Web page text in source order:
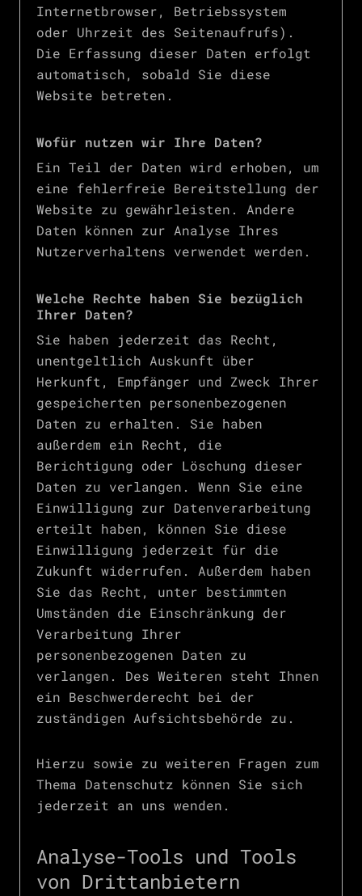
Internetbrowser, Betriebssystem
oder Uhrzeit des Seitenaufrufs).
Die Erfassung dieser Daten erfolgt
automatisch, sobald Sie diese
Website betreten.
Wofür nutzen wir Ihre Daten?
Ein Teil der Daten wird erhoben, um
eine fehlerfreie Bereitstellung der
Website zu gewährleisten. Andere
Daten können zur Analyse Ihres
Nutzerverhaltens verwendet werden.
Welche Rechte haben Sie bezüglich
Ihrer Daten?
Sie haben jederzeit das Recht,
unentgeltlich Auskunft über
Herkunft, Empfänger und Zweck Ihrer
gespeicherten personenbezogenen
Daten zu erhalten. Sie haben
außerdem ein Recht, die
Berichtigung oder Löschung dieser
Daten zu verlangen. Wenn Sie eine
Einwilligung zur Datenverarbeitung
erteilt haben, können Sie diese
Einwilligung jederzeit für die
Zukunft widerrufen. Außerdem haben
Sie das Recht, unter bestimmten
Umständen die Einschränkung der
Verarbeitung Ihrer
personenbezogenen Daten zu
verlangen. Des Weiteren steht Ihnen
ein Beschwerderecht bei der
zuständigen Aufsichtsbehörde zu.
Hierzu sowie zu weiteren Fragen zum
Thema Datenschutz können Sie sich
jederzeit an uns wenden.
Analyse-Tools und Tools
von Dritt­anbietern